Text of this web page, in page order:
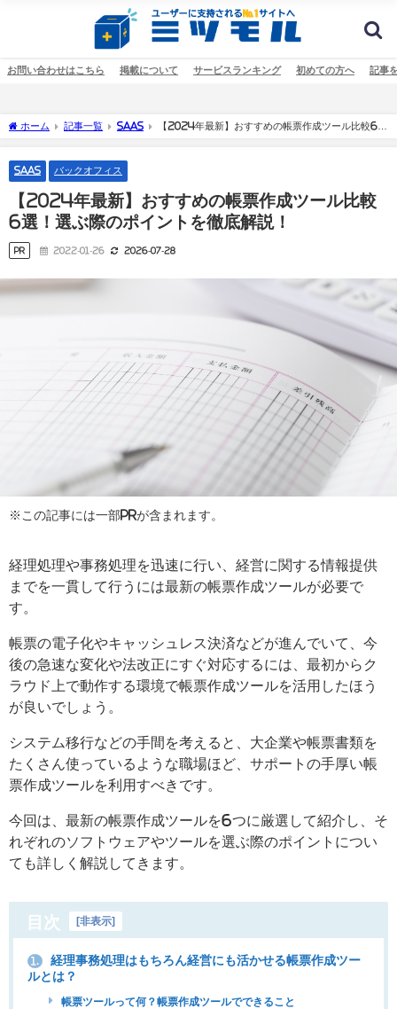
お問い合わせはこちら 掲載について サービスランキング 初めての方へ 記事
ホーム 記事一覧 SaaS
【2024年最新】おすすめの帳票作成ツール比較6
SaaS バックオフィス
【2024年最新】おすすめの帳票作成ツール比較
6選！選ぶ際のポイントを徹底解説！
PR 2022-01-26 2026-07-28
※この記事には一部PRが含まれます。
経理処理や事務処理を迅速に行い、経営に関する情報提供
までを一貫して行うには最新の帳票作成ツールが必要で
す。
帳票の電子化やキャッシュレス決済などが進んでいて、今
後の急速な変化や法改正にすぐ対応するには、最初からク
ラウド上で動作する環境で帳票作成ツールを活用したほう
が良いでしょう。
システム移行などの手間を考えると、大企業や帳票書類を
たくさん使っているような職場ほど、サポートの手厚い帳
票作成ツールを利用すべきです。
今回は、最新の帳票作成ツールを6つに厳選して紹介し、そ
れぞれのソフトウェアやツールを選ぶ際のポイントについ
ても詳しく解説してきます。
目次 [非表示]
1.
経理事務処理はもちろん経営にも活かせる帳票作成ツー
ルとは？
帳票ツールって何？帳票作成ツールでできること